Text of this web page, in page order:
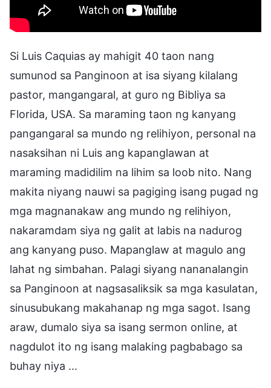
Si Luis Caquias ay mahigit 40 taon nang
sumunod sa Panginoon at isa siyang kilalang
pastor, mangangaral, at guro ng Bibliya sa
Florida, USA. Sa maraming taon ng kanyang
pangangaral sa mundo ng relihiyon, personal na
nasaksihan ni Luis ang kapanglawan at
maraming madidilim na lihim sa loob nito. Nang
makita niyang nauwi sa pagiging isang pugad ng
mga magnanakaw ang mundo ng relihiyon,
nakaramdam siya ng galit at labis na nadurog
ang kanyang puso. Mapanglaw at magulo ang
lahat ng simbahan. Palagi siyang nananalangin
sa Panginoon at nagsasaliksik sa mga kasulatan,
sinusubukang makahanap ng mga sagot. Isang
araw, dumalo siya sa isang sermon online, at
nagdulot ito ng isang malaking pagbabago sa
buhay niya ...